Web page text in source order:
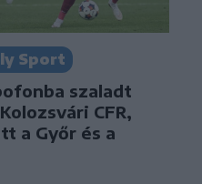
Sport
szaladt
CFR,
a Győr és a